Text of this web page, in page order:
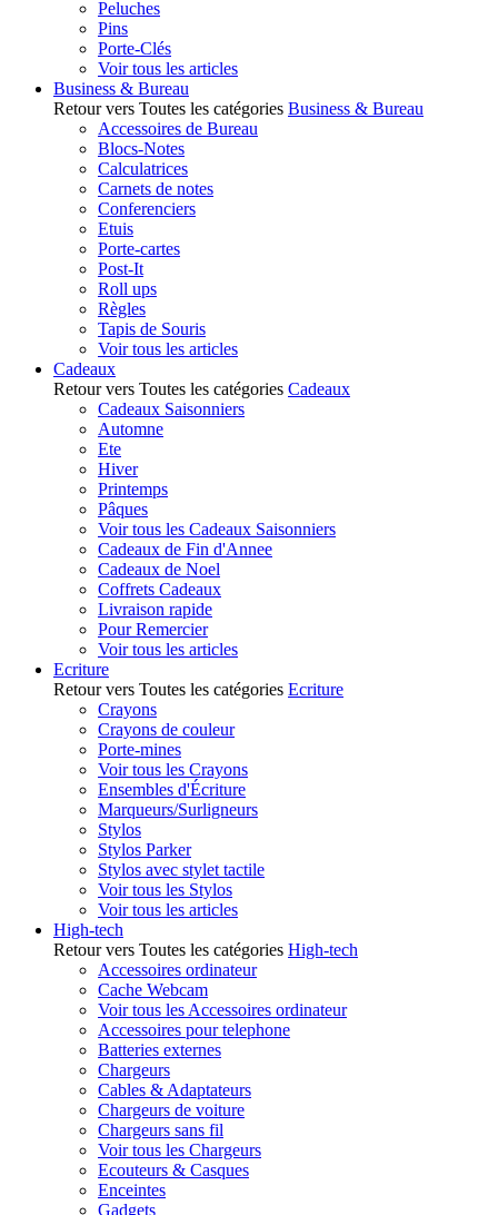
Peluches
Pins
Porte-Clés
Voir tous les articles
Business & Bureau
Retour vers Toutes les catégories Business & Bureau
Accessoires de Bureau
Blocs-Notes
Calculatrices
Carnets de notes
Conferenciers
Etuis
Porte-cartes
Post-It
Roll ups
Règles
Tapis de Souris
Voir tous les articles
Cadeaux
Retour vers Toutes les catégories Cadeaux
Cadeaux Saisonniers
Automne
Ete
Hiver
Printemps
Pâques
Voir tous les Cadeaux Saisonniers
Cadeaux de Fin d'Annee
Cadeaux de Noel
Coffrets Cadeaux
Livraison rapide
Pour Remercier
Voir tous les articles
Ecriture
Retour vers Toutes les catégories Ecriture
Crayons
Crayons de couleur
Porte-mines
Voir tous les Crayons
Ensembles d'Écriture
Marqueurs/Surligneurs
Stylos
Stylos Parker
Stylos avec stylet tactile
Voir tous les Stylos
Voir tous les articles
High-tech
Retour vers Toutes les catégories High-tech
Accessoires ordinateur
Cache Webcam
Voir tous les Accessoires ordinateur
Accessoires pour telephone
Batteries externes
Chargeurs
Cables & Adaptateurs
Chargeurs de voiture
Chargeurs sans fil
Voir tous les Chargeurs
Ecouteurs & Casques
Enceintes
Gadgets